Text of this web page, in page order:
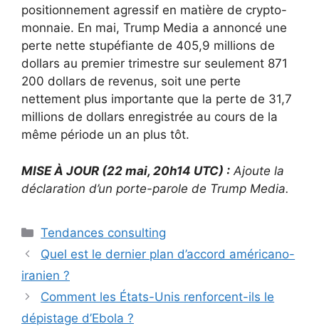
positionnement agressif en matière de crypto-
monnaie. En mai, Trump Media a annoncé une
perte nette stupéfiante de 405,9 millions de
dollars au premier trimestre sur seulement 871
200 dollars de revenus, soit une perte
nettement plus importante que la perte de 31,7
millions de dollars enregistrée au cours de la
même période un an plus tôt.
MISE À JOUR (22 mai, 20h14 UTC) : Ajoute la
déclaration d’un porte-parole de Trump Media.
Catégories
Tendances consulting
Quel est le dernier plan d’accord américano-
iranien ?
Comment les États-Unis renforcent-ils le
dépistage d’Ebola ?